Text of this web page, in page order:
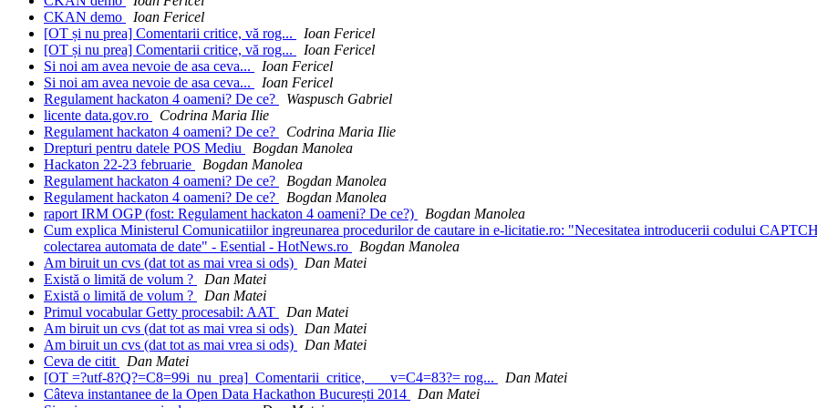
CKAN demo
Ioan Fericel
[OT și nu prea] Comentarii critice, vă rog...
Ioan Fericel
[OT și nu prea] Comentarii critice, vă rog...
Ioan Fericel
Si noi am avea nevoie de asa ceva...
Ioan Fericel
Si noi am avea nevoie de asa ceva...
Ioan Fericel
Regulament hackaton 4 oameni? De ce?
Waspusch Gabriel
licente data.gov.ro
Codrina Maria Ilie
Regulament hackaton 4 oameni? De ce?
Codrina Maria Ilie
Drepturi pentru datele POS Mediu
Bogdan Manolea
Hackaton 22-23 februarie
Bogdan Manolea
Regulament hackaton 4 oameni? De ce?
Bogdan Manolea
Regulament hackaton 4 oameni? De ce?
Bogdan Manolea
raport IRM OGP (fost: Regulament hackaton 4 oameni? De ce?)
Bogdan Manolea
Cum explica Ministerul Comunicatiilor ingreunarea procedurilor de cautare in e-licitatie.ro: "Necesitatea introducerii codului
colectarea automata de date" - Esential - HotNews.ro
Bogdan Manolea
Am biruit un cvs (dat tot as mai vrea si ods)
Dan Matei
Există o limită de volum ?
Dan Matei
Există o limită de volum ?
Dan Matei
Primul vocabular Getty procesabil: AAT
Dan Matei
Am biruit un cvs (dat tot as mai vrea si ods)
Dan Matei
Am biruit un cvs (dat tot as mai vrea si ods)
Dan Matei
Ceva de citit
Dan Matei
[OT =?utf-8?Q?=C8=99i_nu_prea]_Comentarii_critice, ___v=C4=83?= rog...
Dan Matei
Câteva instantanee de la Open Data Hackathon București 2014
Dan Matei